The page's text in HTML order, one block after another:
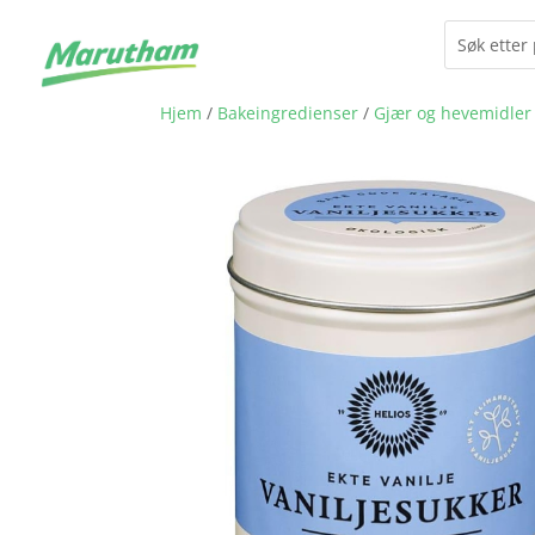
Hjem / Bakeingredienser / Gjær og hevemidler